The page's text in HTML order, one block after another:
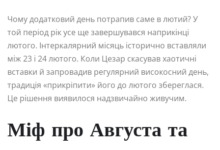
Чому додатковий день потрапив саме в лютий? У
той період рік усе ще завершувався наприкінці
лютого. Інтеркалярний місяць історично вставляли
між 23 і 24 лютого. Коли Цезар скасував хаотичні
вставки й запровадив регулярний високосний день,
традиція «прикріпити» його до лютого збереглася.
Це рішення виявилося надзвичайно живучим.
Міф про Августа та